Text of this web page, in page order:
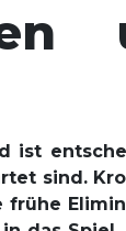
ist
sind.
frühe